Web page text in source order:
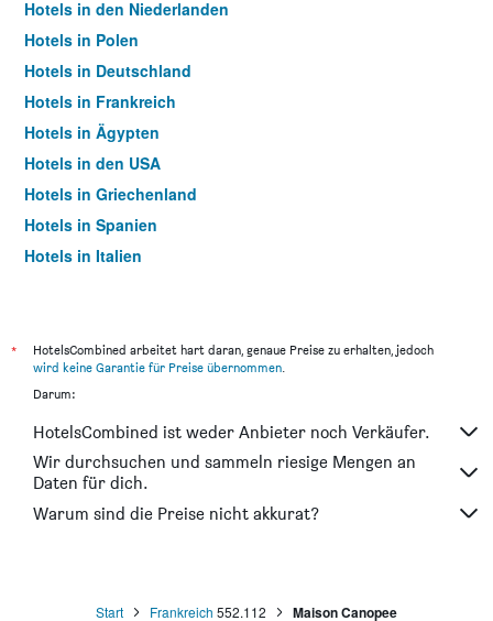
Hotels in den Niederlanden
Hotels in Polen
Hotels in Deutschland
Hotels in Frankreich
Hotels in Ägypten
Hotels in den USA
Hotels in Griechenland
Hotels in Spanien
Hotels in Italien
*
HotelsCombined arbeitet hart daran, genaue Preise zu erhalten, jedoch
wird keine Garantie für Preise übernommen.
Darum:
HotelsCombined ist weder Anbieter noch Verkäufer.
Wir durchsuchen und sammeln riesige Mengen an
Daten für dich.
Warum sind die Preise nicht akkurat?
Start Frankreich 552.112 Maison Canopee